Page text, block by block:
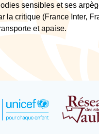
sensibles et ses
la critique (France Inter,
et apaise.